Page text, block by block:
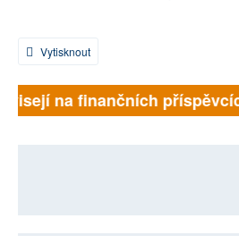
Vytisknout
na finančních